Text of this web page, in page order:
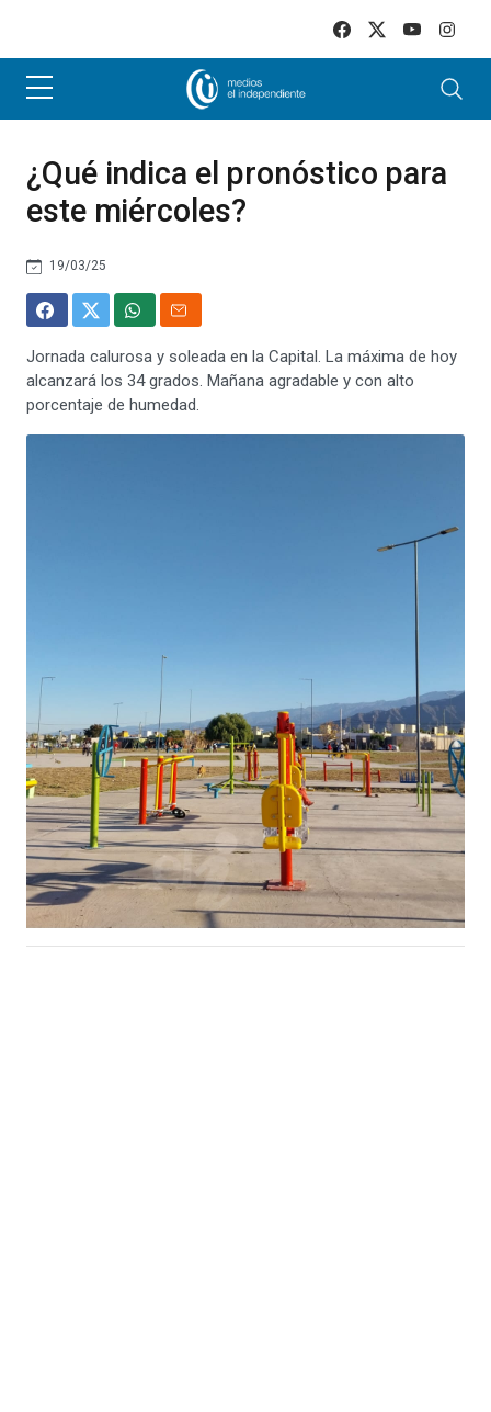
¿Qué indica el pronóstico para
este miércoles?
19/03/25
Jornada calurosa y soleada en la Capital. La máxima de hoy
alcanzará los 34 grados. Mañana agradable y con alto
porcentaje de humedad.